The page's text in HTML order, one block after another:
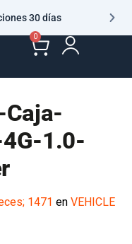
30 días
0
1.0-
1471 en VEHICLE